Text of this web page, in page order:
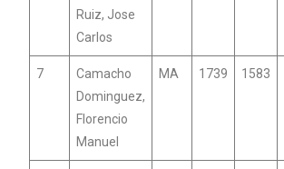
Ruiz, Jose
Carlos
7
Camacho
Dominguez,
Florencio
Manuel
MA 1739 1583